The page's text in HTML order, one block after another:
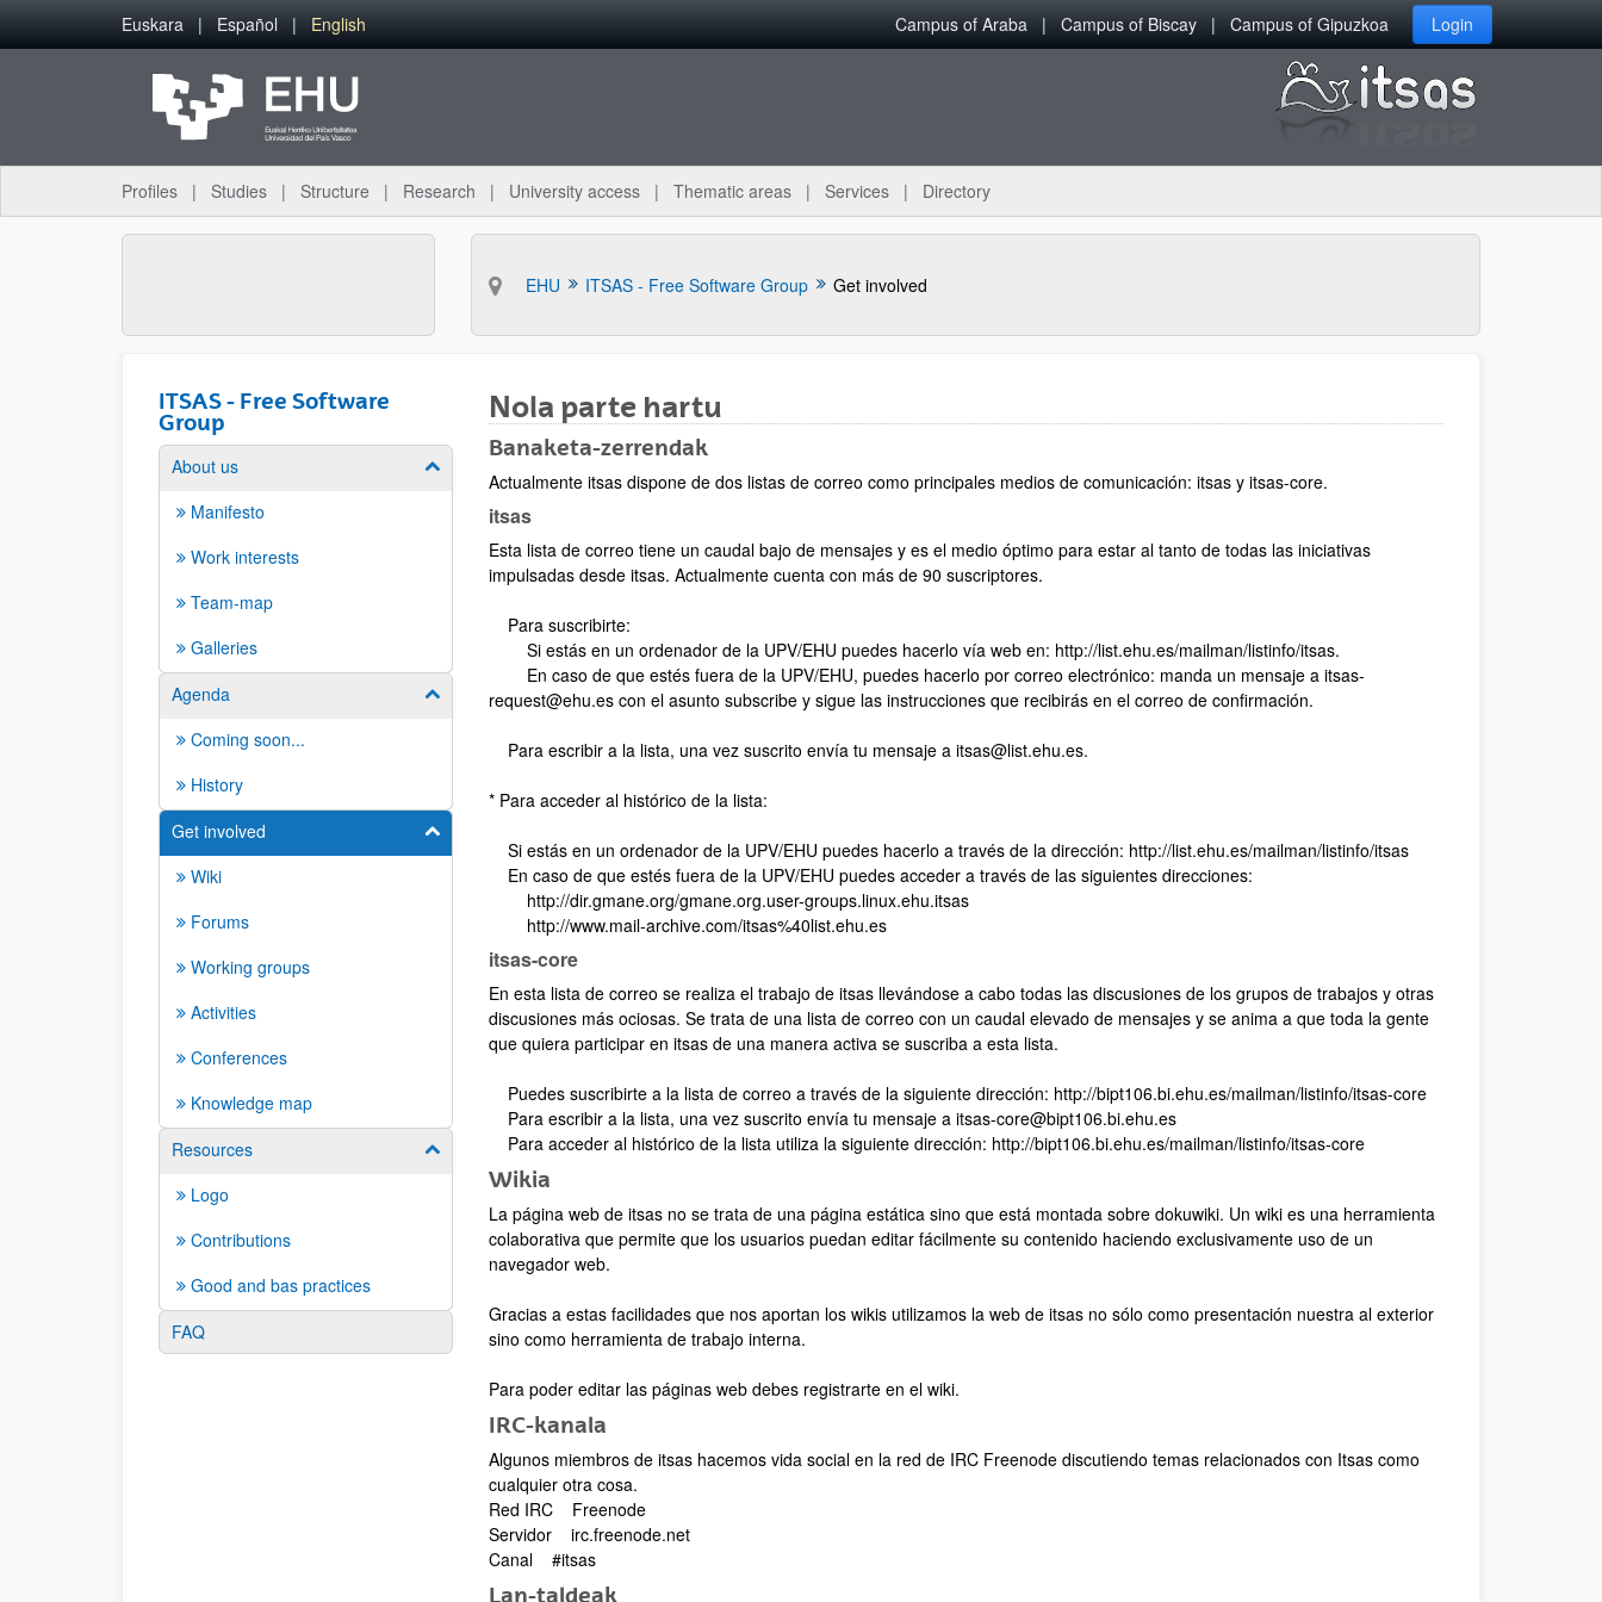
Skip to Main Content
Euskara Español English Campus of Araba Campus of Biscay Campus of Gipuzkoa Login
Profiles Studies Structure Research University access Thematic areas Services Directory
EHU ITSAS - Free Software Group Get involved
ITSAS - Free Software
Group
About us Show/hide subpages
Manifesto
Work interests
Team-map
Galleries
Agenda
Show/hide subpages
Coming soon...
History
Get involved
Show/hide subpages
Wiki
Forums
Working groups
Activities
Conferences
Knowledge map
Resources
Show/hide subpages
Logo
Contributions
Good and bas practices
FAQ
Nola parte hartu
Banaketa-zerrendak
Actualmente itsas dispone de dos listas de correo como principales medios de comunicación: itsas y itsas-core.
itsas
Esta lista de correo tiene un caudal bajo de mensajes y es el medio óptimo para estar al tanto de todas las iniciativas
impulsadas desde itsas. Actualmente cuenta con más de 90 suscriptores.
Para suscribirte:
Si estás en un ordenador de la UPV/EHU puedes hacerlo vía web en: http://list.ehu.es/mailman/listinfo/itsas.
En caso de que estés fuera de la UPV/EHU, puedes hacerlo por correo electrónico: manda un mensaje a itsas-
request@ehu.es con el asunto subscribe y sigue las instrucciones que recibirás en el correo de confirmación.
Para escribir a la lista, una vez suscrito envía tu mensaje a itsas@list.ehu.es.
* Para acceder al histórico de la lista:
Si estás en un ordenador de la UPV/EHU puedes hacerlo a través de la dirección: http://list.ehu.es/mailman/listinfo/itsas
En caso de que estés fuera de la UPV/EHU puedes acceder a través de las siguientes direcciones:
http://dir.gmane.org/gmane.org.user-groups.linux.ehu.itsas
http://www.mail-archive.com/itsas%40list.ehu.es
itsas-core
En esta lista de correo se realiza el trabajo de itsas llevándose a cabo todas las discusiones de los grupos de trabajos y otras
discusiones más ociosas. Se trata de una lista de correo con un caudal elevado de mensajes y se anima a que toda la gente
que quiera participar en itsas de una manera activa se suscriba a esta lista.
Puedes suscribirte a la lista de correo a través de la siguiente dirección: http://bipt106.bi.ehu.es/mailman/listinfo/itsas-core
Para escribir a la lista, una vez suscrito envía tu mensaje a itsas-core@bipt106.bi.ehu.es
Para acceder al histórico de la lista utiliza la siguiente dirección: http://bipt106.bi.ehu.es/mailman/listinfo/itsas-core
Wikia
La página web de itsas no se trata de una página estática sino que está montada sobre dokuwiki. Un wiki es una herramienta
colaborativa que permite que los usuarios puedan editar fácilmente su contenido haciendo exclusivamente uso de un
navegador web.
Gracias a estas facilidades que nos aportan los wikis utilizamos la web de itsas no sólo como presentación nuestra al exterior
sino como herramienta de trabajo interna.
Para poder editar las páginas web debes registrarte en el wiki.
IRC-kanala
Algunos miembros de itsas hacemos vida social en la red de IRC Freenode discutiendo temas relacionados con Itsas como
cualquier otra cosa.
Red IRC Freenode
Servidor irc.freenode.net
Canal #itsas
Lan-taldeak